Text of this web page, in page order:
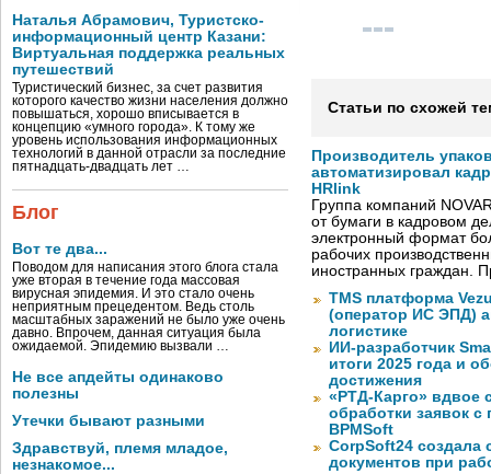
Наталья Абрамович, Туристско-
информационный центр Казани:
Виртуальная поддержка реальных
путешествий
Туристический бизнес, за счет развития
которого качество жизни населения должно
повышаться, хорошо вписывается в
концепцию «умного города». К тому же
уровень использования информационных
технологий в данной отрасли за последние
пятнадцать-двадцать лет …
Блог
Вот те два...
Поводом для написания этого блога стала
уже вторая в течение года массовая
вирусная эпидемия. И это стало очень
неприятным прецедентом. Ведь столь
масштабных заражений не было уже очень
давно. Впрочем, данная ситуация была
ожидаемой. Эпидемию вызвали …
Не все апдейты одинаково
полезны
Утечки бывают разными
Здравствуй, племя младое,
незнакомое...
Статьи по схожей
Производитель
автоматизировал
HRlink
Группа компаний
от бумаги в кадровом
электронный формат
рабочих
иностранных граждан.
TMS платформа
(оператор ИС ЭПД)
логистике
ИИ-разработчик
итоги 2025 года и
достижения
«РТД-Карго» вдвое
обработки заявок
BPMSoft
CorpSoft24 создала
документов при